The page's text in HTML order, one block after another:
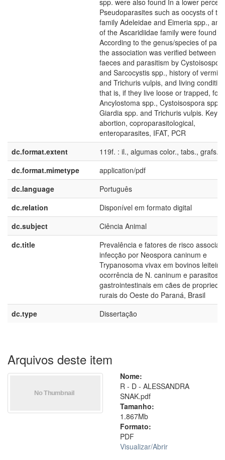
spp. were also found In a lower
Pseudoparasites such as oocysts of the
family Adeleidae and Eimeria spp.,
of the Ascaridiidae family were found
According to the genus/species of
the association was verified between
faeces and parasitism by
and Sarcocystis spp., history of
and Trichuris vulpis, and living
that is, if they live loose or trapped, for
Ancylostoma spp., Cystoisospora spp.,
Giardia spp. and Trichuris vulpis. Key
abortion, coproparasitological,
enteroparasites, IFAT, PCR
dc.format.extent
119f. : il., algumas color., tabs., grafs.
dc.format.mimetype
application/pdf
dc.language
Português
dc.relation
Disponível em formato digital
dc.subject
Ciência Animal
dc.title
Prevalência e fatores de risco
infecção por Neospora caninum e
Trypanosoma vivax em bovinos
ocorrência de N. caninum e parasitos
gastrointestinais em cães de
rurais do Oeste do Paraná, Brasil
dc.type
Dissertação
Arquivos deste item
Nome:
R - D - ALESSANDRA
SNAK.pdf
Tamanho:
1.867Mb
Formato:
PDF
Visualizar/Abrir